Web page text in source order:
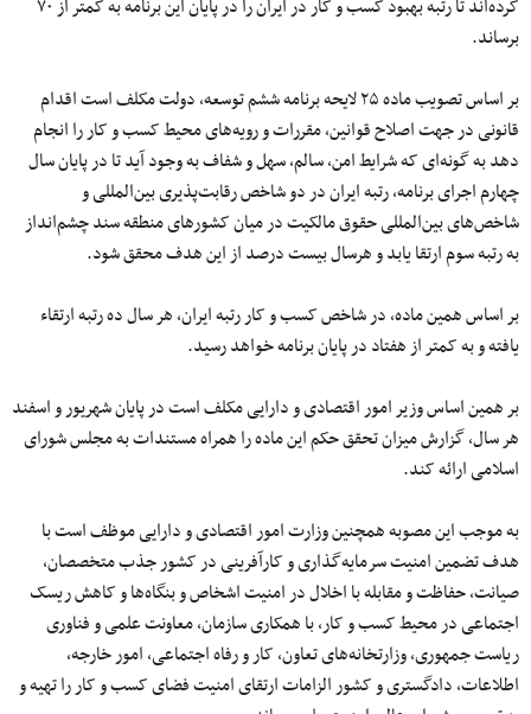
کرده‌اندتا رتبه بهبودکسبوکاردر ایران را در پایان این برنامه به کمتر از۷۰
برساند.
بر اساس تصویب ماده۲۵لایحه برنامهششمتوسعه، دولت مکلف است اقدام
قانونی در جهت اصلاح قوانین، مقررات و رویه‌های محیطکسبوکاررا انجام
دهدبهگونه‌ایکه شرایط امن، سالم، سهل و شفاف به وجود آید تا در پایان سال
چهارماجرای برنامه، رتبه ایران دردوشاخصرقابت‌پذیریبین‌المللی و
شاخص‌هایبین‌المللیحقوق مالکیت در میان کشورهای منطقه سندچشم‌انداز
به رتبهسومارتقا یابد و هرسالبیستدرصد از این هدف محقق شود.
بر اساس همین ماده، در شاخصکسبوکاررتبه ایران،هرسالدهرتبهارتقاء
یافتهو به کمتر ازهفتاددر پایان برنامه خواهد رسید.
بر همین اساس وزیر امور اقتصادی و دارایی مکلف است در پایان شهریور و اسفند
هرسال، گزارش میزان تحقق حکم این ماده را همراه مستندات به مجلس شورای
اسلامی ارائه کند.
بهموجباین مصوبه همچنین وزارت امور اقتصادی و دارایی موظف استبا
هدفتضمین امنیت سرمایه‌گذاری و کارآفرینی در کشور جذب متخصصان،
صیانت، حفاظت و مقابله با اخلال در امنیت اشخاص و بنگاه‌ها و کاهش ریسک
اجتماعی در محیطکسبوکار، با همکاری سازمان، معاونت علمی و فناوری
ریاست جمهوری، وزارتخانه‌های تعاون، کار و رفاه اجتماعی، امور خارجه،
اطلاعات، دادگستری و کشور الزامات ارتقای امنیت فضایکسبوکاررا تهیه و